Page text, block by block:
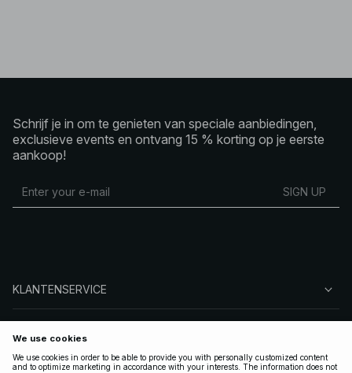
Schrijf je in om te genieten van speciale aanbiedingen,
exclusieve events en ontvang 15 % korting op je eerste
aankoop!
SIGN UP
KLANTENSERVICE
VOLG ONS